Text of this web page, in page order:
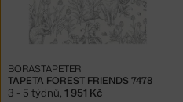
TAPETA FOREST FRIENDS 7478
BORASTAPETER
3 - 5 týdnů, 1 951 Kč